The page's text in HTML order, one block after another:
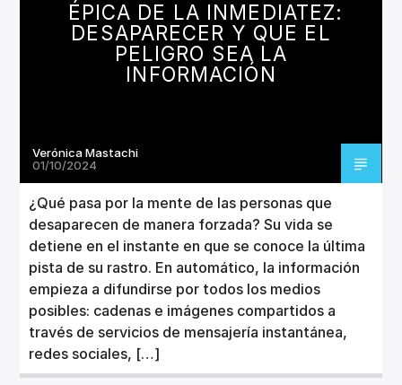
ÉPICA DE LA INMEDIATEZ:
DESAPARECER Y QUE EL
PELIGRO SEA LA
INFORMACIÓN
Verónica Mastachi
01/10/2024
¿Qué pasa por la mente de las personas que
desaparecen de manera forzada? Su vida se
detiene en el instante en que se conoce la última
pista de su rastro. En automático, la información
empieza a difundirse por todos los medios
posibles: cadenas e imágenes compartidos a
través de servicios de mensajería instantánea,
redes sociales, […]